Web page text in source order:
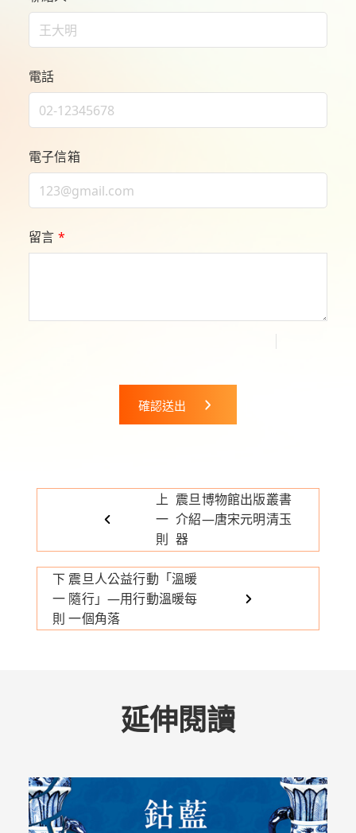
電話
電子信箱
留言 *
確認送出
上
一
則
震旦博物館出版叢書
介紹—唐宋元明清玉
器
下
一
則
震旦人公益行動「溫暖
隨行」—用行動溫暖每
一個角落
延伸閱讀